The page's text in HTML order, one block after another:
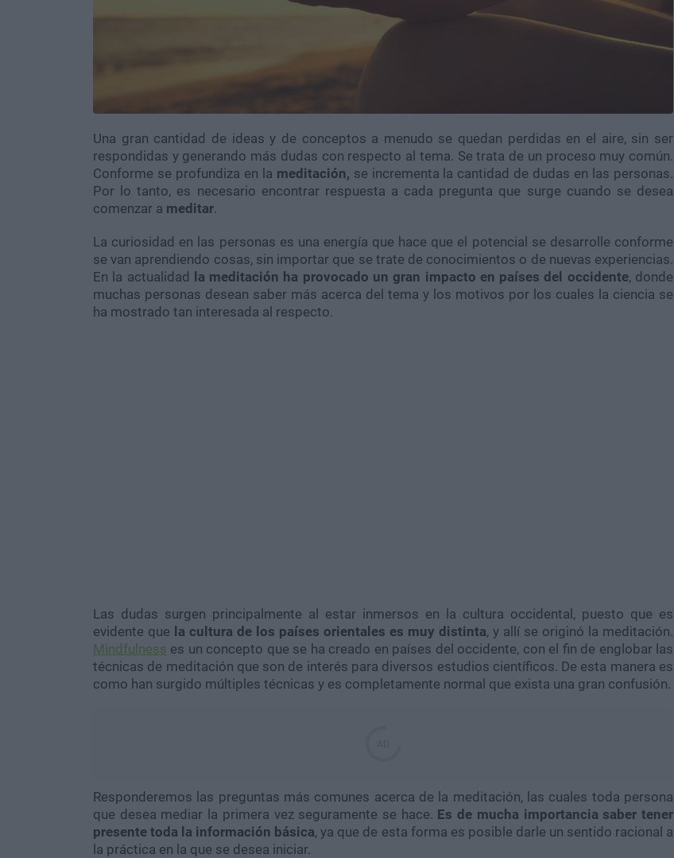
Una gran cantidad de ideas y de conceptos a menudo se quedan perdidas en el aire, sin ser
respondidas y generando más dudas con respecto al tema. Se trata de un proceso muy común.
Conforme se profundiza en la meditación, se incrementa la cantidad de dudas en las personas.
Por lo tanto, es necesario encontrar respuesta a cada pregunta que surge cuando se desea
comenzar a meditar.
La curiosidad en las personas es una energía que hace que el potencial se desarrolle conforme
se van aprendiendo cosas, sin importar que se trate de conocimientos o de nuevas experiencias.
En la actualidad la meditación ha provocado un gran impacto en países del occidente, donde
muchas personas desean saber más acerca del tema y los motivos por los cuales la ciencia se
ha mostrado tan interesada al respecto.
Las dudas surgen principalmente al estar inmersos en la cultura occidental, puesto que es
evidente que la cultura de los países orientales es muy distinta, y allí se originó la meditación.
Mindfulness es un concepto que se ha creado en países del occidente, con el fin de englobar las
técnicas de meditación que son de interés para diversos estudios científicos. De esta manera es
como han surgido múltiples técnicas y es completamente normal que exista una gran confusión.
Responderemos las preguntas más comunes acerca de la meditación, las cuales toda persona
que desea mediar la primera vez seguramente se hace. Es de mucha importancia saber tener
presente toda la información básica, ya que de esta forma es posible darle un sentido racional a
la práctica en la que se desea iniciar.